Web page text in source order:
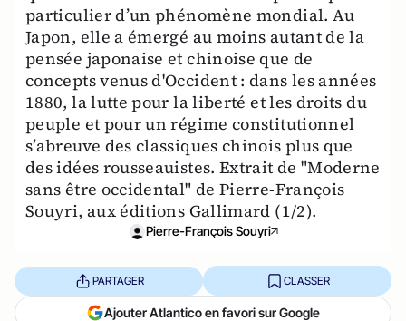
particulier d’un phénomène mondial. Au
Japon, elle a émergé au moins autant de la
pensée japonaise et chinoise que de
concepts venus d'Occident : dans les années
1880, la lutte pour la liberté et les droits du
peuple et pour un régime constitutionnel
s’abreuve des classiques chinois plus que
des idées rousseauistes. Extrait de "Moderne
sans être occidental" de Pierre-François
Souyri, aux éditions Gallimard (1/2).
Pierre-François Souyri
PARTAGER CLASSER
Ajouter Atlantico en favori sur Google